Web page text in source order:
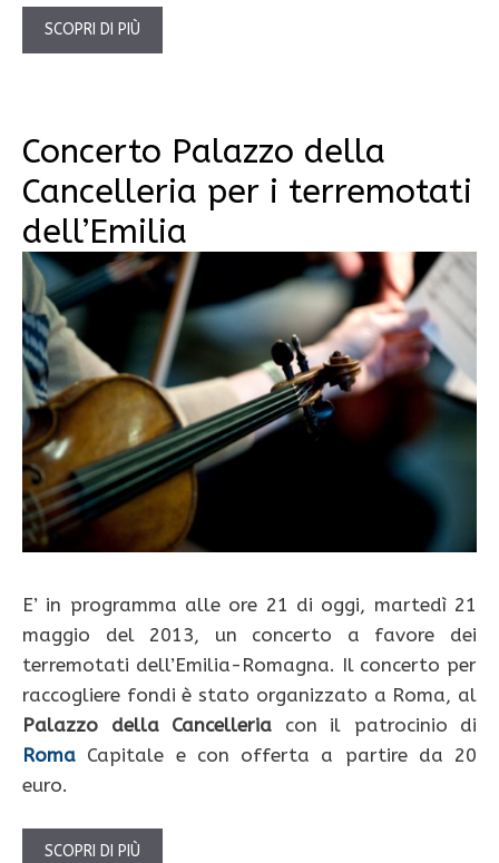
SCOPRI DI PIÙ
Concerto Palazzo della
Cancelleria per i terremotati
dell’Emilia
E’ in programma alle ore 21 di oggi, martedì 21
maggio del 2013, un concerto a favore dei
terremotati dell’Emilia-Romagna. Il concerto per
raccogliere fondi è stato organizzato a Roma, al
Palazzo della Cancelleria con il patrocinio di
Roma Capitale e con offerta a partire da 20
euro.
SCOPRI DI PIÙ